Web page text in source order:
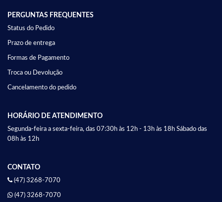
PERGUNTAS FREQUENTES
Status do Pedido
Prazo de entrega
Formas de Pagamento
Troca ou Devolução
Cancelamento do pedido
HORÁRIO DE ATENDIMENTO
Segunda-feira a sexta-feira, das 07:30h às 12h - 13h às 18h Sábado das
08h às 12h
CONTATO
(47) 3268-7070
(47) 3268-7070